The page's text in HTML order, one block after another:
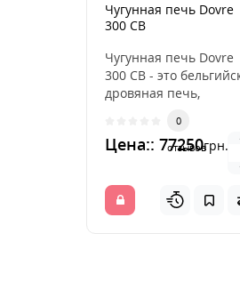
Чугунная печь Dovre
300 CB
Чугунная печь Dovre
300 CB - это
дровяная печь,
высококачественного
чугун..
0
отзывов
Цена:: 77250грн.